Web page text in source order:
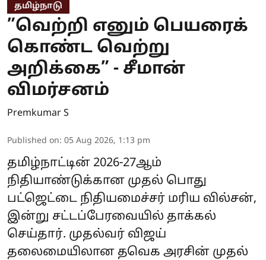
தமிழ்நாடு
”வெற்றி எனும் பெயரைக்
கொண்ட வெற்று
அறிக்கை” - சீமான்
விமர்சனம்
Premkumar S
Published on: 05 Aug 2026, 1:13 pm
தமிழ்நாட்டின் 2026-27ஆம்
நிதியாண்டுக்கான முதல் பொது
பட்ஜெட்டை நிதியமைச்சர் மரிய வில்சன்,
இன்று சட்டப்பேரவையில் தாக்கல்
செய்தார். முதல்வர் விஜய்
தலைமையிலான தவெக அரசின் முதல்